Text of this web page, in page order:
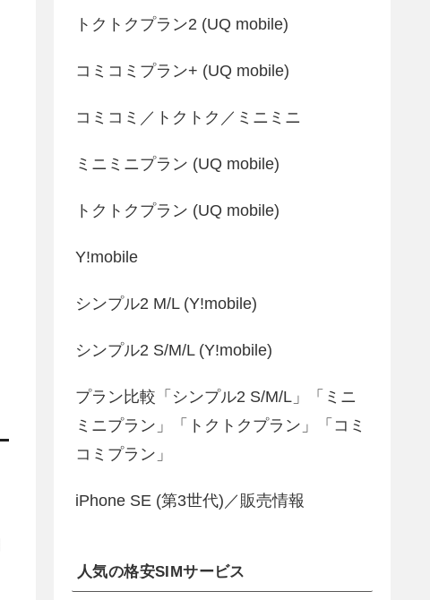
トクトクプラン2 (UQ mobile)
コミコミプラン+ (UQ mobile)
コミコミ／トクトク／ミニミニ
ミニミニプラン (UQ mobile)
トクトクプラン (UQ mobile)
Y!mobile
シンプル2 M/L (Y!mobile)
シンプル2 S/M/L (Y!mobile)
プラン比較「シンプル2 S/M/L」「ミニ
ミニプラン」「トクトクプラン」「コミ
コミプラン」
iPhone SE (第3世代)／販売情報
人気の格安SIMサービス